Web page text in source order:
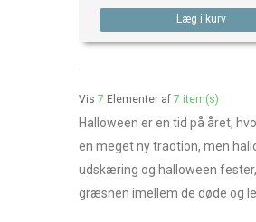
Læg i kurv
Vis 7 Elementer af 7 item(s)
Halloween er en tid på året,
en meget ny tradtion, men
udskæring og halloween
græsnen imellem de døde og